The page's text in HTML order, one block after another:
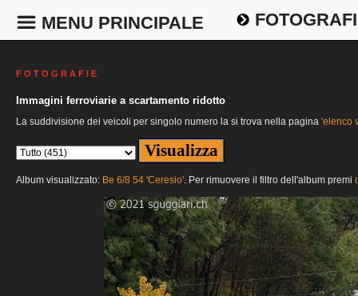
MENU PRINCIPALE
F O T O G R A F I E
Immagini ferroviarie a scartamento ridotto
La suddivisione dei veicoli per singolo numero la si trova nella pagina 'elenco
Album visualizzato: Be 6/8 54 'Ceresio'. Per rimuovere il filtro dell'album premi